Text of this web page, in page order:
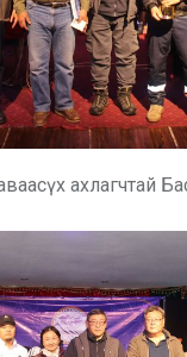
ахлагчтай